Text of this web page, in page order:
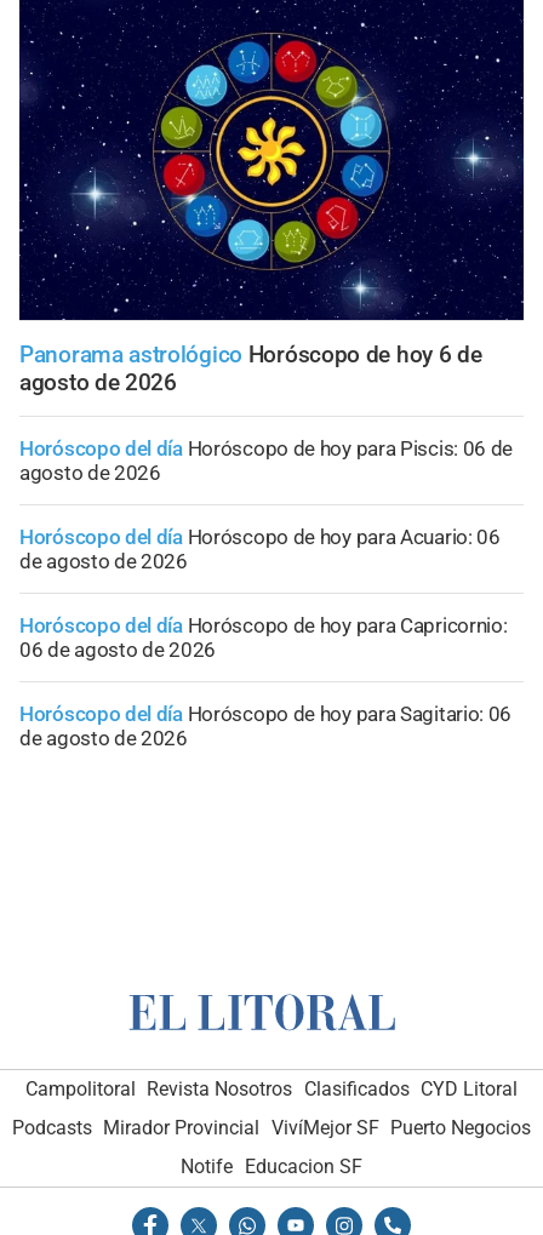
Panorama astrológico Horóscopo de hoy 6 de
agosto de 2026
Horóscopo del día Horóscopo de hoy para Piscis: 06 de
agosto de 2026
Horóscopo del día Horóscopo de hoy para Acuario: 06
de agosto de 2026
Horóscopo del día Horóscopo de hoy para Capricornio:
06 de agosto de 2026
Horóscopo del día Horóscopo de hoy para Sagitario: 06
de agosto de 2026
Campolitoral Revista Nosotros Clasificados CYD Litoral
Podcasts Mirador Provincial VivíMejor SF Puerto Negocios
Notife Educacion SF